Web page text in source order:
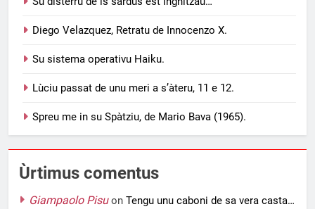
Diego Velazquez, Retratu de Innocenzo X.
Su sistema operativu Haiku.
Lùciu passat de unu meri a s’àteru, 11 e 12.
Spreu me in su Spàtziu, de Mario Bava (1965).
Ùrtimus comentus
Giampaolo Pisuon Tengu unu caboni de sa vera casta…